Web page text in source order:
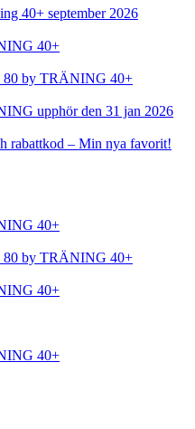
40+ september 2026
40+
80 by TRÄNING 40+
upphör den 31 jan 2026
rabattkod – Min nya favorit!
40+
80 by TRÄNING 40+
40+
40+